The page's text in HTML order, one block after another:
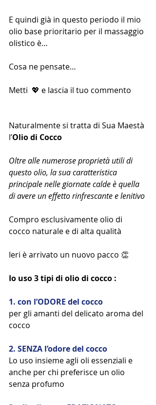
E quindi già in questo periodo il mio
olio base prioritario per il massaggio
olistico è…
Cosa ne pensate…
Metti  💖 e lascia il tuo commento
Naturalmente si tratta di Sua Maestà
l’Olio di Cocco
Oltre alle numerose proprietà utili di
questo olio, la sua caratteristica
principale nelle giornate calde è quella
di avere un effetto rinfrescante e lenitivo
Compro esclusivamente olio di
cocco naturale e di alta qualità
Ieri è arrivato un nuovo pacco 👏
Io uso 3 tipi di olio di cocco :
1. con l’ODORE del cocco
per gli amanti del delicato aroma del
cocco
2. SENZA l’odore del cocco
Lo uso insieme agli oli essenziali e
anche per chi preferisce un olio
senza profumo